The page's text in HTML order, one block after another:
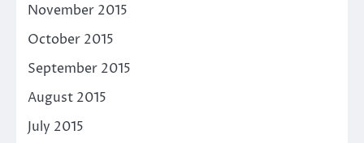
November 2015
October 2015
September 2015
August 2015
July 2015